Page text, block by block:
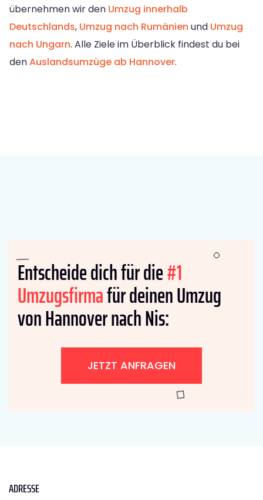
übernehmen wir den Umzug innerhalb
Deutschlands, Umzug nach Rumänien und Umzug
nach Ungarn. Alle Ziele im Überblick findest du bei
denAuslandsumzüge ab Hannover.
Entscheide dich für die#1
Umzugsfirmafür deinen Umzug
von Hannover nach Nis:
JETZT ANFRAGEN
ADRESSE